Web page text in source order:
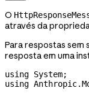
O
através da
Para respostas sem
resposta em uma
using System;
using Anthropic.